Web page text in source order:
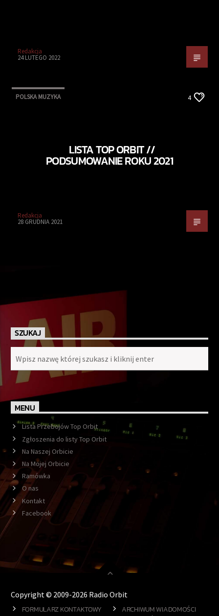
Redakcja
24 LUTEGO 2022
POLSKA MUZYKA 4
LISTA TOP ORBIT //
PODSUMOWANIE ROKU 2021
Redakcja
28 GRUDNIA 2021
SZUKAJ
MENU
Lista Przebojów Top Orbit
Zgłoszenia do listy Top Orbit
Na Naszej Orbicie
Na Mojej Orbicie
Ramówka
O nas
Kontakt
Facebook
Copyright © 2009-2026 Radio Orbit
FORMULARZ KONTAKTOWY
ARCHIWUM WIADOMOŚCI